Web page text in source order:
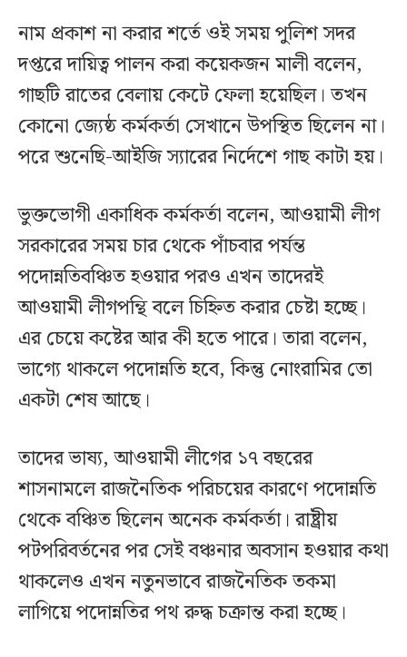
নাম প্রকাশ না করার শর্তে ওই সময় পুলিশ সদর
দপ্তরে দায়িত্ব পালন করা কয়েকজন মালী বলেন,
গাছটি রাতের বেলায় কেটে ফেলা হয়েছিল। তখন
কোনো জ্যেষ্ঠ কর্মকর্তা সেখানে উপস্থিত ছিলেন না।
পরে শুনেছি-আইজি স্যারের নির্দেশে গাছ কাটা হয়।
ভুক্তভোগী একাধিক কর্মকর্তা বলেন, আওয়ামী লীগ
সরকারের সময় চার থেকে পাঁচবার পর্যন্ত
পদোন্নতিবঞ্চিত হওয়ার পরও এখন তাদেরই
আওয়ামী লীগপন্থি বলে চিহ্নিত করার চেষ্টা হচ্ছে।
এর চেয়ে কষ্টের আর কী হতে পারে। তারা বলেন,
ভাগ্যে থাকলে পদোন্নতি হবে, কিন্তু নোংরামির তো
একটা শেষ আছে।
তাদের ভাষ্য, আওয়ামী লীগের ১৭ বছরের
শাসনামলে রাজনৈতিক পরিচয়ের কারণে পদোন্নতি
থেকে বঞ্চিত ছিলেন অনেক কর্মকর্তা। রাষ্ট্রীয়
পটপরিবর্তনের পর সেই বঞ্চনার অবসান হওয়ার কথা
থাকলেও এখন নতুনভাবে রাজনৈতিক তকমা
লাগিয়ে পদোন্নতির পথ রুদ্ধ চক্রান্ত করা হচ্ছে।